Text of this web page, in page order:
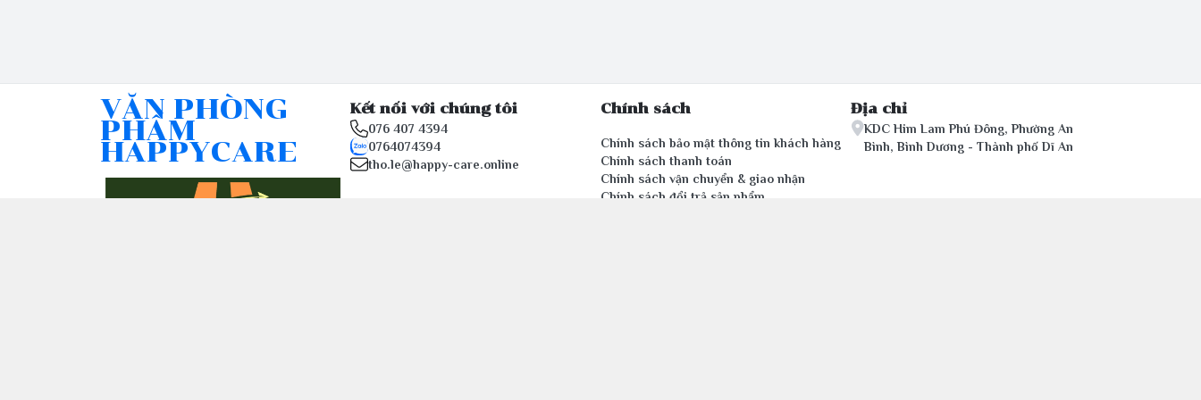
VĂN PHÒNG
PHẨM
HAPPYCARE
Kết nối với chúng tôi
076 407 4394
0764074394
tho.le@happy-care.online
Chính sách
Chính sách bảo mật thông tin khách hàng
Chính sách thanh toán
Chính sách vận chuyển & giao nhận
Chính sách đổi trả sản phẩm
Địa chỉ
KDC Him Lam Phú Đông, Phường An
Bình, Bình Dương - Thành phố Dĩ An